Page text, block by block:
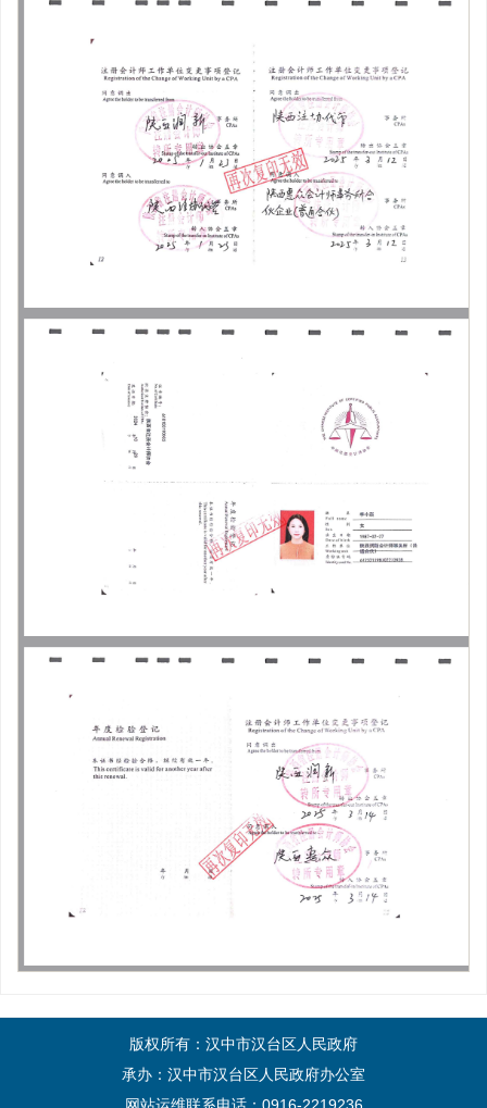
版权所有：汉中市汉台区人民政府
承办：汉中市汉台区人民政府办公室
网站运维联系电话：0916-2219236